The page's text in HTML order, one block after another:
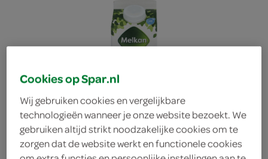
Cookies op Spar.nl
Wij gebruiken cookies en vergelijkbare
technologieën wanneer je onze website bezoekt. We
gebruiken altijd strikt noodzakelijke cookies om te
zorgen dat de website werkt en functionele cookies